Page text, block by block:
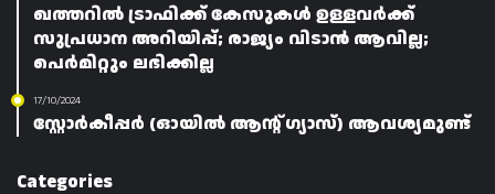
ഖത്തറിൽ ട്രാഫിക്ക് കേസുകൾ ഉള്ളവർക്ക്
സുപ്രധാന അറിയിപ്പ്; രാജ്യം വിടാൻ ആവില്ല;
പെർമിറ്റും ലഭിക്കില്ല
17/10/2024
സ്റ്റോർകീപ്പർ (ഓയിൽ ആന്റ് ഗ്യാസ്) ആവശ്യമുണ്ട്
Categories